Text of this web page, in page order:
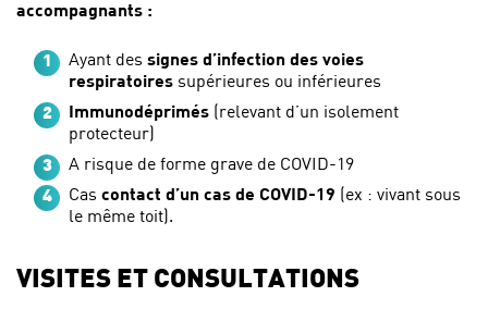
accompagnants :
Ayant des signes d’infection des voies
respiratoires supérieures ou inférieures
Immunodéprimés (relevant d’un isolement
protecteur)
A risque de forme grave de COVID-19
Cas contact d’un cas de COVID-19 (ex : vivant sous
le même toit).
VISITES ET CONSULTATIONS